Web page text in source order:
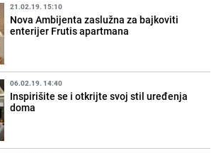
21.02.19. 15:10
Nova Ambijenta zaslužna za bajkoviti
enterijer Frutis apartmana
06.02.19. 14:40
Inspirišite se i otkrijte svoj stil uređenja
doma